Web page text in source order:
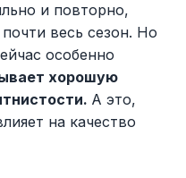
и повторно,
весь сезон. Но
особенно
хорошую
А это,
на качество